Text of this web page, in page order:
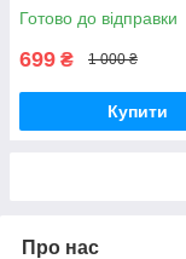
Готово до відправки
699 ₴ 1 000 ₴
Купити
Про нас